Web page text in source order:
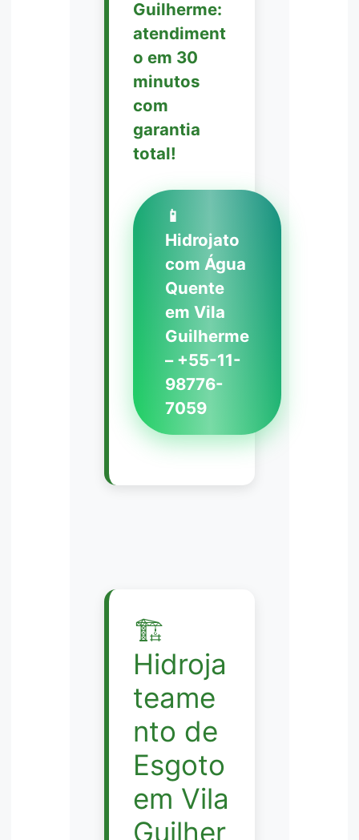
Guilherme:
atendiment
o em 30
minutos
com
garantia
total!
📱
Hidrojato
com Água
Quente
em Vila
Guilherme
– +55-11-
98776-
7059
🏗️
Hidroja
teame
nto de
Esgoto
em Vila
Guilher